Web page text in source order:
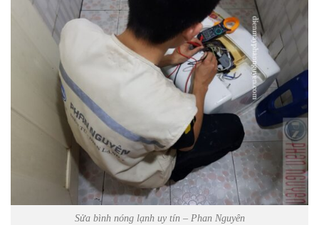
Sửa bình nóng lạnh uy tín – Phan Nguyên